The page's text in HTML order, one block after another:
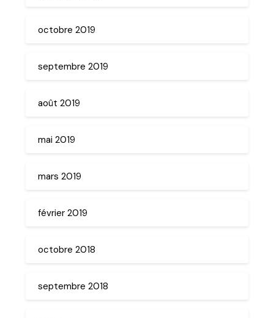
octobre 2019
septembre 2019
août 2019
mai 2019
mars 2019
février 2019
octobre 2018
septembre 2018